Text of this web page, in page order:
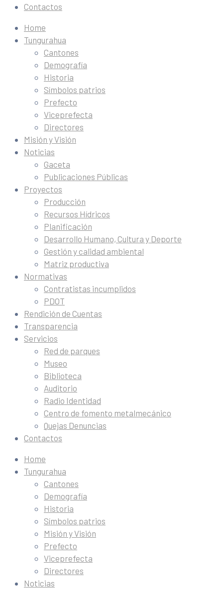
Contactos
Home
Tungurahua
Cantones
Demografía
Historia
Símbolos patrios
Prefecto
Viceprefecta
Directores
Misión y Visión
Noticias
Gaceta
Publicaciones Públicas
Proyectos
Producción
Recursos Hídricos
Planificación
Desarrollo Humano, Cultura y Deporte
Gestión y calidad ambiental
Matriz productiva
Normativas
Contratistas incumplidos
PDOT
Rendición de Cuentas
Transparencia
Servicios
Red de parques
Museo
Biblioteca
Auditorio
Radio Identidad
Centro de fomento metalmecánico
Quejas Denuncias
Contactos
Home
Tungurahua
Cantones
Demografía
Historia
Símbolos patrios
Misión y Visión
Prefecto
Viceprefecta
Directores
Noticias